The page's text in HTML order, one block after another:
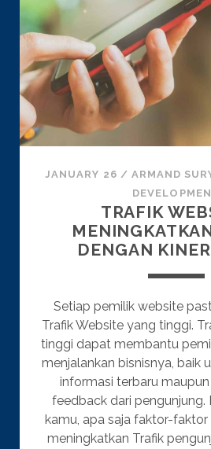
JANUARY 26 / ARMAND
TRAFIK
DENGAN
Setiap pemilik website
Trafik Website yang tinggi.
tinggi dapat membantu
menjalankan bisnisnya, baik
informasi terbaru
feedback dari pengunjung.
kamu, apa saja faktor-
meningkatkan Trafik